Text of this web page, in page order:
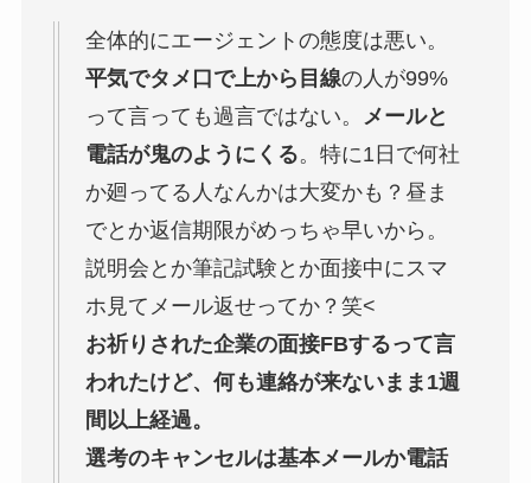
全体的にエージェントの態度は悪い。
平気でタメ口で上から目線の人が99%
って言っても過言ではない。 メールと
電話が鬼のようにくる。特に1日で何社
か廻ってる人なんかは大変かも？昼ま
でとか返信期限がめっちゃ早いから。
説明会とか筆記試験とか面接中にスマ
ホ見てメール返せってか？笑<
お祈りされた企業の面接FBするって言
われたけど、何も連絡が来ないまま1週
間以上経過。
選考のキャンセルは基本メールか電話